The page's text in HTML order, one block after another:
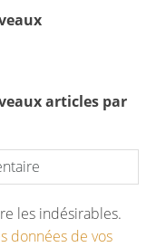
articles par
les indésirables.
données de vos